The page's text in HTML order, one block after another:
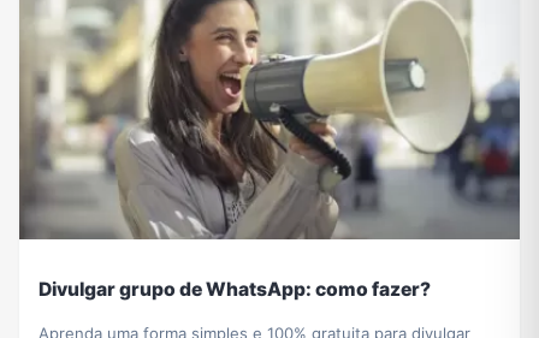
Divulgar grupo de WhatsApp: como fazer?
Aprenda uma forma simples e 100% gratuita para divulgar